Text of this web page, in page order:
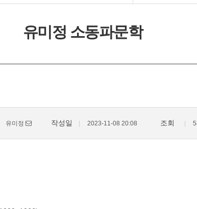
유미정 소동파문학
유미정 작성일 2023-11-08 20:08 조회